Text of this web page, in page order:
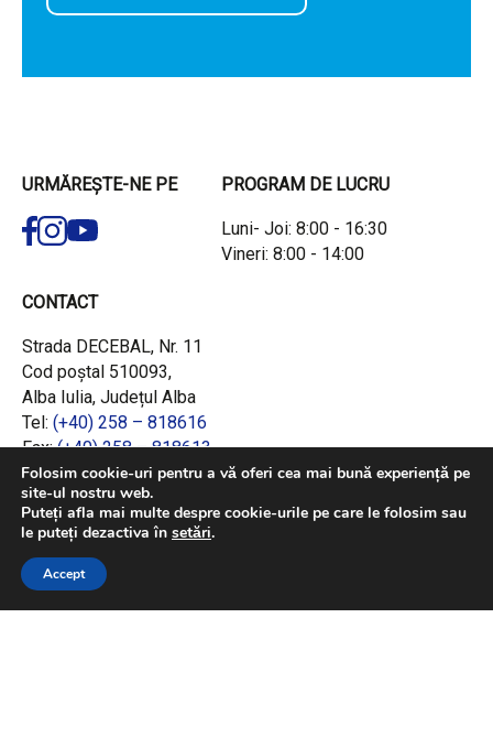
URMĂREȘTE-NE PE PROGRAM DE LUCRU
Luni- Joi: 8:00 - 16:30
Vineri: 8:00 - 14:00
CONTACT
Strada DECEBAL, Nr. 11
Cod poștal 510093,
Alba Iulia, Județul Alba
Tel: (+40) 258 – 818616
Fax:(+40) 258 – 818613
Email:office@adrcentru.ro
LINK-URI RAPIDE
Consiliul European
Jurnalul Oficial al Uniunii Europene
Folosim cookie-uri pentru a vă oferi cea mai bună experiență pe
site-ul nostru web.
Puteți afla mai multe despre cookie-urile pe care le folosim sau
le puteți dezactiva în setări.
Accept